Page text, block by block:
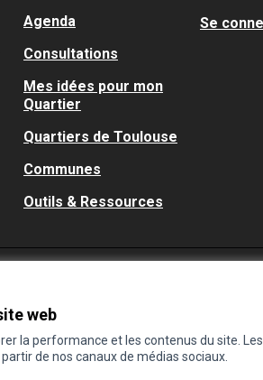
web
la performance et les contenus du site.
de nos canaux de médias sociaux.
Agenda
Consultations
Mes idées pour mon
Quartier
Quartiers de Toulouse
Communes
Outils & Ressources
Se